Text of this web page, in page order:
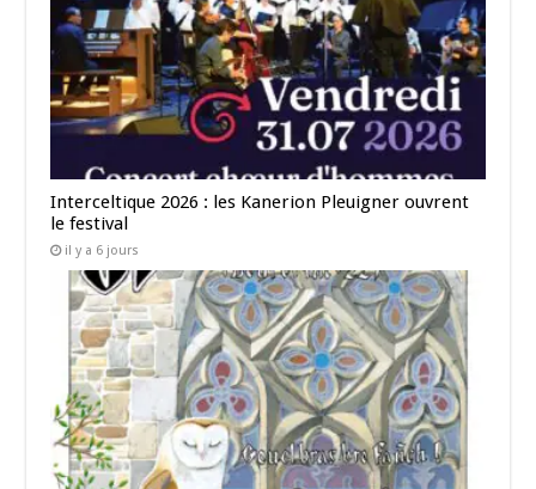
Interceltique 2026 : les Kanerion Pleuigner ouvrent
le festival
il y a 6 jours